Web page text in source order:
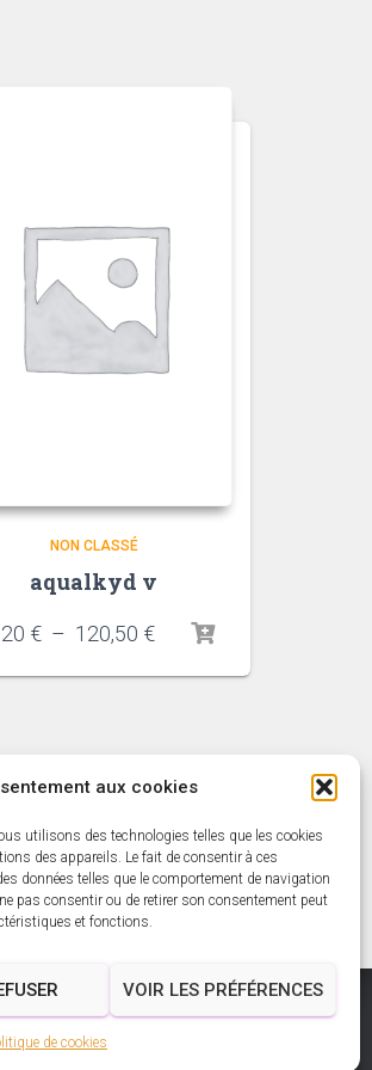
aux cookies
utilisons des technologies telles que les cookies
des appareils. Le fait de consentir à ces
données telles que le comportement de navigation
pas consentir ou de retirer son consentement peut
et fonctions.
VOIR LES PRÉFÉRENCES
de cookies
NON CLASSÉ
aqualkyd v
€ – 120,50 €Plage
prix :